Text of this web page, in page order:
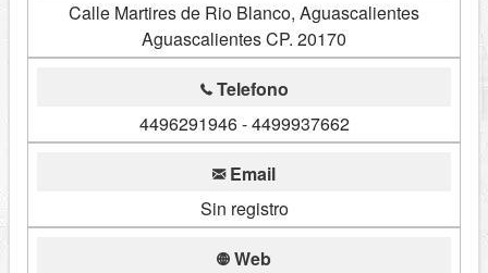
Calle Martires de Rio Blanco, Aguascalientes
Aguascalientes CP. 20170
Telefono
4496291946 - 4499937662
Email
Sin registro
Web